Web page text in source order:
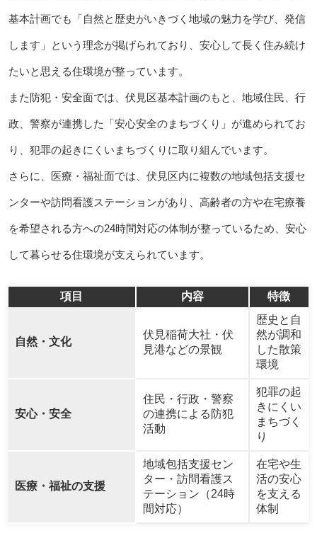
基本計画でも「自然と歴史がいきづく地域の魅力を学び、発信
します」という理念が掲げられており、安心して長く住み続け
たいと思える住環境が整っています。
また防犯・安全面では、伏見区基本計画のもと、地域住民、行
政、警察が連携した「安心安全のまちづくり」が進められてお
り、犯罪の起きにくいまちづくりに取り組んでいます。
さらに、医療・福祉面では、伏見区内に複数の地域包括支援セ
ンターや訪問看護ステーションがあり、高齢者の方や在宅療養
を希望される方への24時間対応の体制が整っているため、安心
して暮らせる住環境が支えられています。
項目 内容 特徴
自然・文化
伏見稲荷大社・伏
見港などの景観
歴史と自
然が調和
した散策
環境
安心・安全
住民・行政・警察
の連携による防犯
活動
犯罪の起
きにくい
まちづく
り
医療・福祉の支援
地域包括支援セン
ター・訪問看護ス
テーション（24時
間対応）
在宅や生
活の安心
を支える
体制